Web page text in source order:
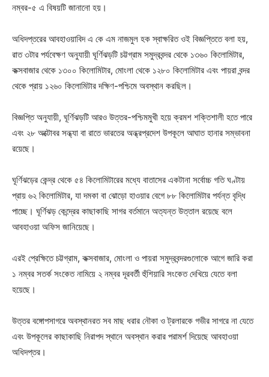
নম্বর-৫ এ বিষয়টি জানানো হয়।
অধিদপ্তরের আবহাওয়াবিদ এ কে এম নাজমুল হক স্বাক্ষরিত ওই বিজ্ঞপ্তিতে বলা হয়,
রাত ৩টার পর্যবেক্ষণ অনুযায়ী ঘূর্ণিঝড়টি চট্টগ্রাম সমুদ্রবন্দর থেকে ১৩৬০ কিলোমিটার,
কক্সবাজার থেকে ১৩০০ কিলোমিটার, মোংলা থেকে ১২৮০ কিলোমিটার এবং পায়রা বন্দর
থেকে প্রায় ১২৬০ কিলোমিটার দক্ষিণ-পশ্চিমে অবস্থান করছিল।
বিজ্ঞপ্তি অনুযায়ী, ঘূর্ণিঝড়টি আরও উত্তর-পশ্চিমমুখী হয়ে ক্রমশ শক্তিশালী হতে পারে
এবং ২৮ অক্টোবর সন্ধ্যা বা রাতে ভারতের অন্ধ্রপ্রদেশ উপকূলে আঘাত হানার সম্ভাবনা
রয়েছে।
ঘূর্ণিঝড়ের কেন্দ্র থেকে ৫৪ কিলোমিটারের মধ্যে বাতাসের একটানা সর্বোচ্চ গতি ঘণ্টায়
প্রায় ৬২ কিলোমিটার, যা দমকা বা ঝোড়ো হাওয়ার বেগে ৮৮ কিলোমিটার পর্যন্ত বৃদ্ধি
পাচ্ছে। ঘূর্ণিঝড় কেন্দ্রের কাছাকাছি সাগর বর্তমানে অত্যন্ত উত্তাল রয়েছে বলে
আবহাওয়া অফিস জানিয়েছে।
এরই প্রেক্ষিতে চট্টগ্রাম, কক্সবাজার, মোংলা ও পায়রা সমুদ্রবন্দরগুলোকে আগে জারি করা
১ নম্বর সতর্ক সংকেত নামিয়ে ২ নম্বর দূরবর্তী হুঁশিয়ারি সংকেত দেখিয়ে যেতে বলা
হয়েছে।
উত্তর বঙ্গোপসাগরে অবস্থানরত সব মাছ ধরার নৌকা ও ট্রলারকে গভীর সাগরে না যেতে
এবং উপকূলের কাছাকাছি নিরাপদ স্থানে অবস্থান করার পরামর্শ দিয়েছে আবহাওয়া
অধিদপ্তর।